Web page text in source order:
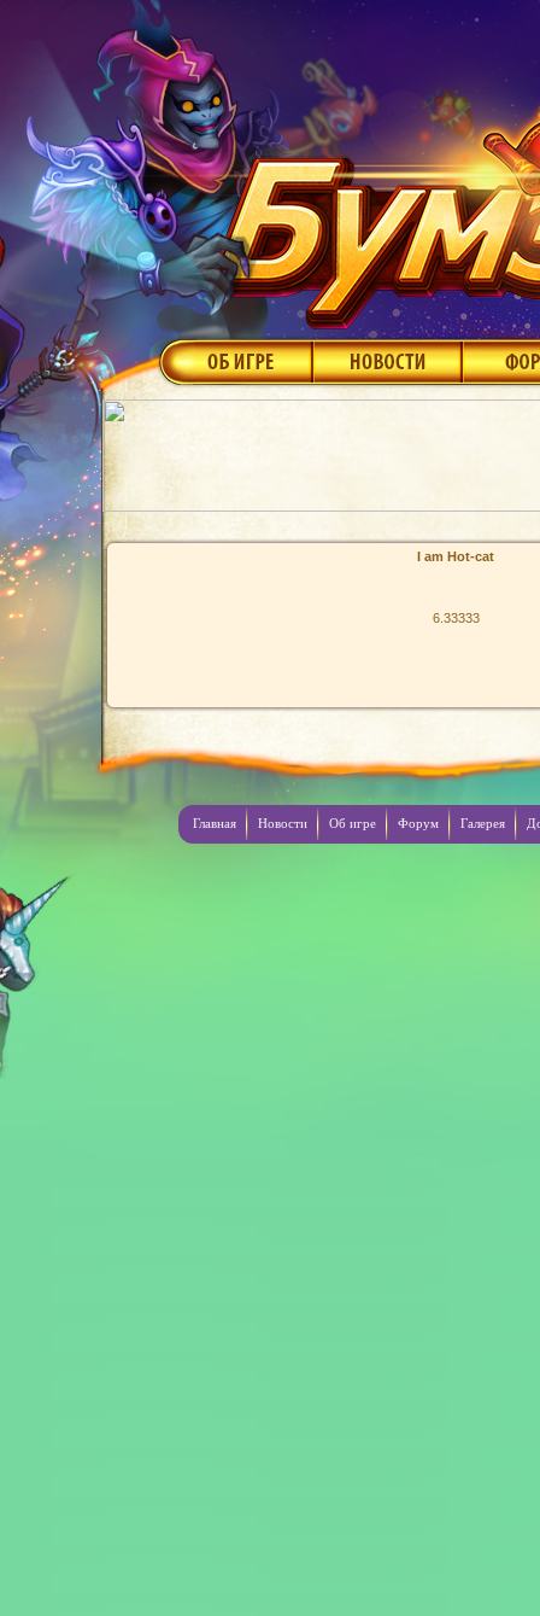
I am Hot-cat
6.33333
Главная Новости Об игре Форум Галерея